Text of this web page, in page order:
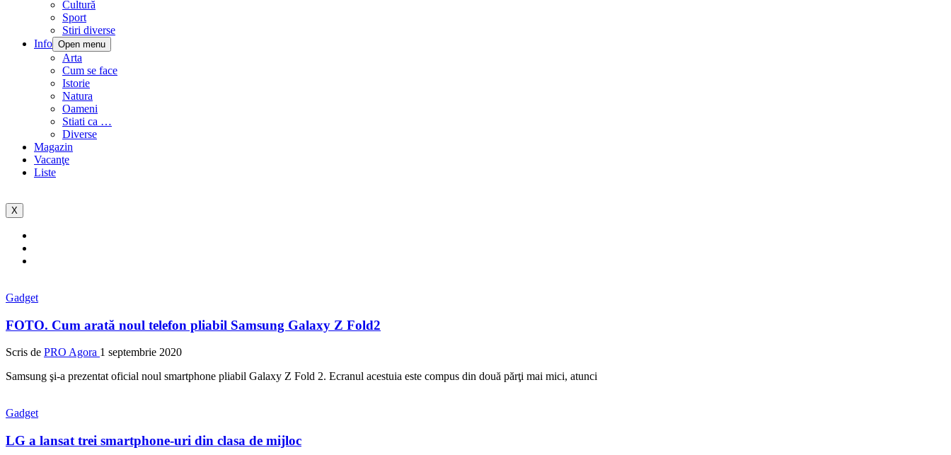
Cultură
Sport
Stiri diverse
Info Open menu
Arta
Cum se face
Istorie
Natura
Oameni
Stiati ca …
Diverse
Magazin
Vacanţe
Liste
X
Gadget
FOTO. Cum arată noul telefon pliabil Samsung Galaxy Z Fold2
Scris de PRO Agora 1 septembrie 2020
Samsung şi-a prezentat oficial noul smartphone pliabil Galaxy Z Fold 2. Ecranul acestuia este compus din două părţi mai mici, atunci
Gadget
LG a lansat trei smartphone-uri din clasa de mijloc